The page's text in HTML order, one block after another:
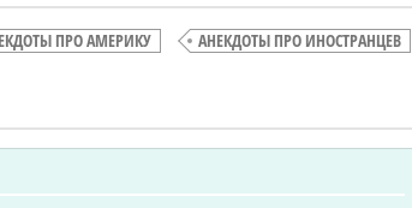
ПРО АМЕРИКУ АНЕКДОТЫ ПРО ИНОСТРАНЦЕВ